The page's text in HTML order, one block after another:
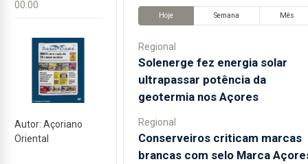
00:00
Autor: Açoriano
Oriental
Hoje Semana Mês
Regional
Solenerge fez energia solar
ultrapassar potência da
geotermia nos Açores
Regional
Conserveiros criticam marcas
brancas com selo Marca